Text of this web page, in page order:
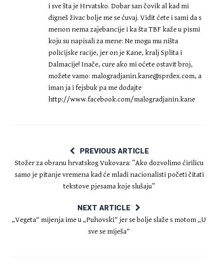
i sve šta je Hrvatsko. Dobar san čovik al kad mi
digneš živac bolje me se ćuvaj. Vidit ćete i sami da s
menon nema zajebancije i ka šta TBF kaže u pismi
koju su napisali za mene: Ne mogu mu ništa
policijske racije, jer on je Kane, kralj Splita i
Dalmacije! Inače, cure ako mi oćete ostavit broj,
možete vamo: malogradjanin.kane@sprdex.com, a
iman ja i fejsbuk pa me dodajte
http://www.facebook.com/malogradjanin.kane
PREVIOUS ARTICLE
Stožer za obranu hrvatskog Vukovara: ”Ako dozvolimo ćirilicu
samo je pitanje vremena kad će mladi nacionalisti početi čitati
tekstove pjesama koje slušaju”
NEXT ARTICLE
„Vegeta“ mijenja ime u „Puhovski“ jer se bolje slaže s motom „U
sve se miješa“